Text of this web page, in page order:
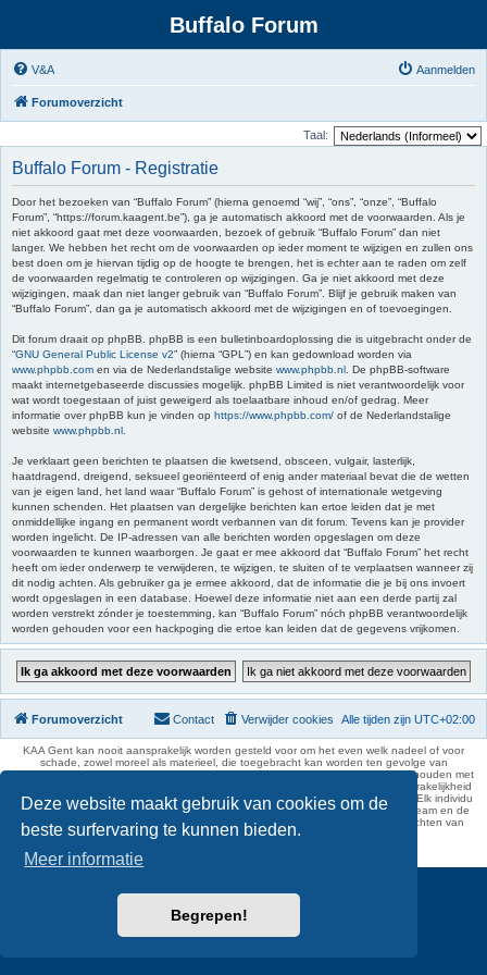
Deze website maakt gebruik van cookies om de
beste surfervaring te kunnen bieden.
Meer informatie
Begrepen!
Buffalo Forum
V&A Aanmelden
Forumoverzicht
Taal:
Buffalo Forum - Registratie
Door het bezoeken van “Buffalo Forum” (hierna genoemd “wij”, “ons”, “onze”, “Buffalo
Forum”, “https://forum.kaagent.be”), ga je automatisch akkoord met de voorwaarden. Als je
niet akkoord gaat met deze voorwaarden, bezoek of gebruik “Buffalo Forum” dan niet
langer. We hebben het recht om de voorwaarden op ieder moment te wijzigen en zullen ons
best doen om je hiervan tijdig op de hoogte te brengen, het is echter aan te raden om zelf
de voorwaarden regelmatig te controleren op wijzigingen. Ga je niet akkoord met deze
wijzigingen, maak dan niet langer gebruik van “Buffalo Forum”. Blijf je gebruik maken van
“Buffalo Forum”, dan ga je automatisch akkoord met de wijzigingen en of toevoegingen.
Dit forum draait op phpBB. phpBB is een bulletinboardoplossing die is uitgebracht onder de
“GNU General Public License v2” (hierna “GPL”) en kan gedownload worden via
www.phpbb.com en via de Nederlandstalige website www.phpbb.nl . De phpBB-software
maakt internetgebaseerde discussies mogelijk. phpBB Limited is niet verantwoordelijk voor
wat wordt toegestaan of juist geweigerd als toelaatbare inhoud en/of gedrag. Meer
informatie over phpBB kun je vinden op https://www.phpbb.com/ of de Nederlandstalige
website www.phpbb.nl
Je verklaart geen berichten te plaatsen die kwetsend, obsceen, vulgair, lasterlijk,
haatdragend, dreigend, seksueel georiënteerd of enig ander materiaal bevat die de wetten
van je eigen land, het land waar “Buffalo Forum” is gehost of internationale wetgeving
kunnen schenden. Het plaatsen van dergelijke berichten kan ertoe leiden dat je met
onmiddellijke ingang en permanent wordt verbannen van dit forum. Tevens kan je provider
worden ingelicht. De IP-adressen van alle berichten worden opgeslagen om deze
voorwaarden te kunnen waarborgen. Je gaat er mee akkoord dat “Buffalo Forum” het recht
heeft om ieder onderwerp te verwijderen, te wijzigen, te sluiten of te verplaatsen wanneer zij
dit nodig achten. Als gebruiker ga je ermee akkoord, dat de informatie die je bij ons invoert
wordt opgeslagen in een database. Hoewel deze informatie niet aan een derde partij zal
worden verstrekt zónder je toestemming, kan “Buffalo Forum” nóch phpBB verantwoordelijk
worden gehouden voor een hackpoging die ertoe kan leiden dat de gegevens vrijkomen.
Forumoverzicht Alle tijden zijn UTC+02:00
Verwijder cookies
Contact
KAA Gent kan nooit aansprakelijk worden gesteld voor om het even welk nadeel of voor
schade, zowel moreel als materieel, die toegebracht kan worden ten gevolge van
feitelijkheden en daden van derden die rechtstreeks of onrechtstreeks verband houden met
de gegevens vermeld op de website van KAA Gent. Deze ontheffing van aansprakelijkheid
geldt inzonderheid voor het forum, waarvan KAA Gent zich volledig distantieert. Elk individu
is dus verantwoordelijk voor zijn uitlatingen op het Buffalo Forum. Ook het webteam en de
moderators kunnen niet aansprakelijk gesteld worden voor de inhoud van berichten van
gebruikers.